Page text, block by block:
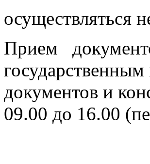
осуществляться
Прием
документов и
09.00 до 16.00